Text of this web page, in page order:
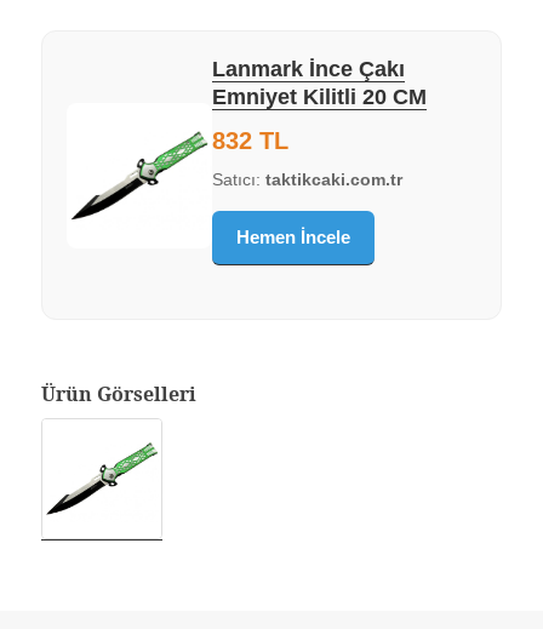
Lanmark İnce Çakı
Emniyet Kilitli 20 CM
832 TL
Satıcı:taktikcaki.com.tr
Hemen İncele
Ürün Görselleri